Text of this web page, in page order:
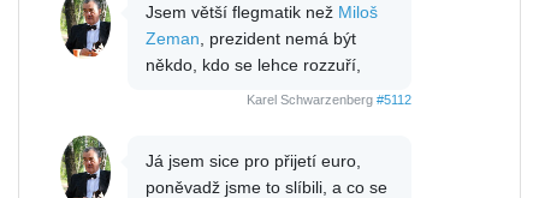
Jsem větší flegmatik než Miloš
Zeman , prezident nemá být
někdo, kdo se lehce rozzuří,
Karel Schwarzenberg #5112
Já jsem sice pro přijetí euro,
poněvadž jsme to slíbili, a co se